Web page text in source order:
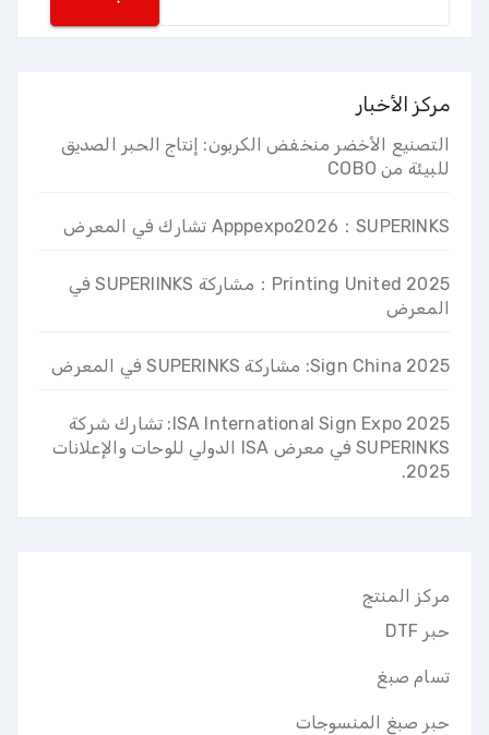
مركز الأخبار
التصنيع الأخضر منخفض الكربون: إنتاج الحبر الصديق
للبيئة من COBO
Apppexpo2026：SUPERINKS تشارك في المعرض
2025 Printing United：مشاركة SUPERIINKS في
المعرض
2025 Sign China: مشاركة SUPERINKS في المعرض
ISA International Sign Expo 2025: تشارك شركة
SUPERINKS في معرض ISA الدولي للوحات والإعلانات
2025.
مركز المنتج
تسام صبغ
حبر صبغ المنسوجات